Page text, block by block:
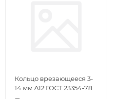
Кольцо врезающееся 3-
14 мм А12 ГОСТ 23354-78